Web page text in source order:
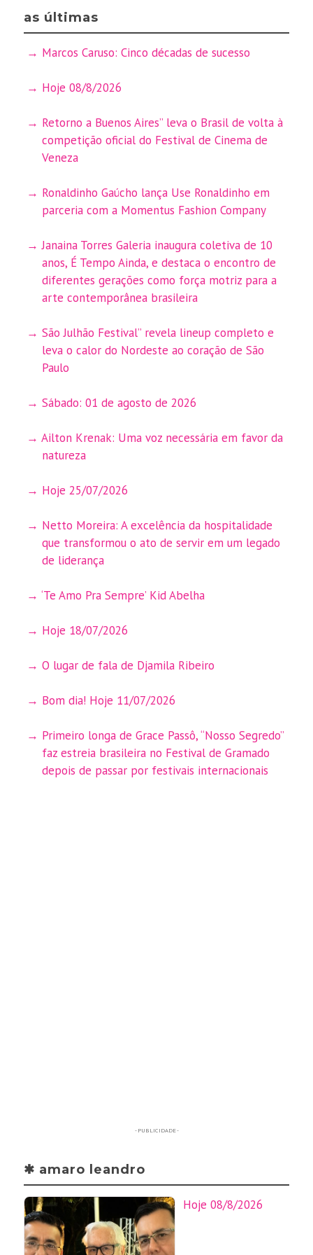
as últimas
Marcos Caruso: Cinco décadas de sucesso
Hoje 08/8/2026
Retorno a Buenos Aires” leva o Brasil de volta à
competição oficial do Festival de Cinema de
Veneza
Ronaldinho Gaúcho lança Use Ronaldinho em
parceria com a Momentus Fashion Company
Janaina Torres Galeria inaugura coletiva de 10
anos, É Tempo Ainda, e destaca o encontro de
diferentes gerações como força motriz para a
arte contemporânea brasileira
São Julhão Festival” revela lineup completo e
leva o calor do Nordeste ao coração de São
Paulo
Sábado: 01 de agosto de 2026
Ailton Krenak: Uma voz necessária em favor da
natureza
Hoje 25/07/2026
Netto Moreira: A excelência da hospitalidade
que transformou o ato de servir em um legado
de liderança
‘Te Amo Pra Sempre’ Kid Abelha
Hoje 18/07/2026
O lugar de fala de Djamila Ribeiro
Bom dia! Hoje 11/07/2026
Primeiro longa de Grace Passô, “Nosso Segredo”
faz estreia brasileira no Festival de Gramado
depois de passar por festivais internacionais
- PUBLICIDADE -
✱ amaro leandro
Hoje 08/8/2026